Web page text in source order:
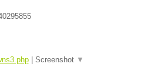
| Screenshot ▼